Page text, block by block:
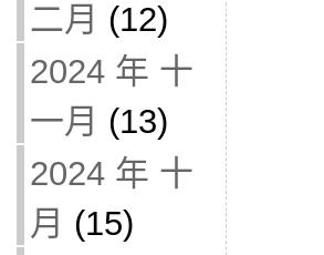
二月 (12)
2024 年 十
一月 (13)
2024 年 十
月 (15)